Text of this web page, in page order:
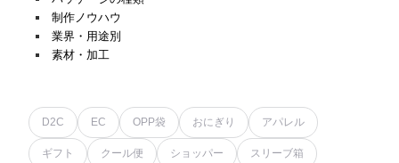
制作ノウハウ
業界・用途別
素材・加工
D2C EC OPP袋 おにぎり アパレル
ギフト クール便 ショッパー スリーブ箱